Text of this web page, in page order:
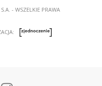
- WSZELKIE PRAWA